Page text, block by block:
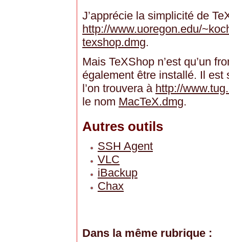
J’apprécie la simplicité de
http://www.uoregon.edu/
texshop.dmg.
Mais TeXShop n’est qu’un
également être installé. Il est
l’on trouvera à http://
le nom MacTeX.dmg.
Autres outils
SSH Agent
VLC
iBackup
Chax
Dans la même rubrique :